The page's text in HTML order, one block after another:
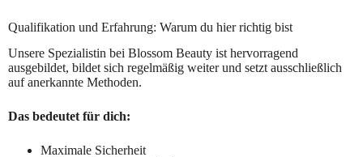
Qualifikation und Erfahrung: Warum du hier richtig bist
Unsere Spezialistin bei Blossom Beauty ist hervorragend
ausgebildet, bildet sich regelmäßig weiter und setzt ausschließlich
auf anerkannte Methoden.
Das bedeutet für dich:
Maximale Sicherheit